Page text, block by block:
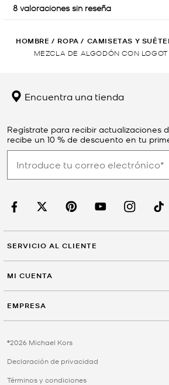
HOMBRE / ROPA / CAMISETAS Y
MEZCLA DE ALGODÓN CON
Encuentra una tienda
Regístrate para recibir actualizaciones
recibe un 10 % de descuento en tu
SERVICIO AL CLIENTE
MI CUENTA
EMPRESA
©2026 Michael Kors
Declaración de privacidad
Términos y condiciones